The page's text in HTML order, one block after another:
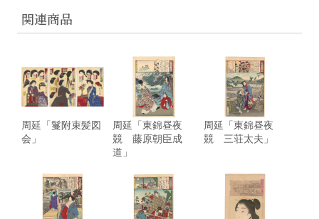
関連商品
周延「鬘附束髪図
会」
周延「東錦昼夜
競 藤原朝臣成
道」
周延「東錦昼夜
競 三荘太夫」